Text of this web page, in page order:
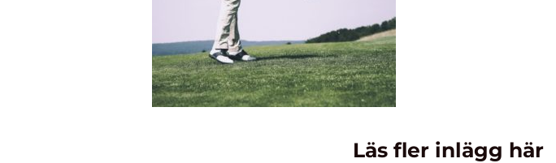
Läs fler inlägg här